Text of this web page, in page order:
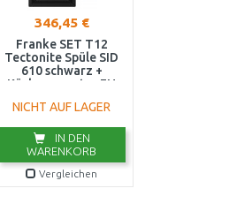
346,45 €
Franke SET T12
Tectonite Spüle SID
610 schwarz +
Küchenarmatur FN
NICHT AUF LAGER
IN DEN
WARENKORB
Vergleichen